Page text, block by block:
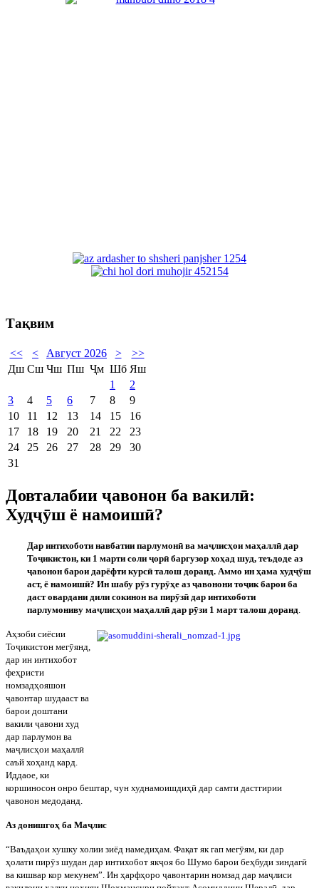
Тақвим
<< < Август 2026 >
>>
Дш Сш Чш Пш Ҷм Шб Яш
1
2
3
4 5 6 7 8
9
10
11 12 13 14 15
16
17
18 19 20 21 22
23
24
25 26 27 28 29
30
31
Довталабии ҷавонон ба вакилӣ:
Худҷӯш ё намоишӣ?
Дар интихоботи навбатии парлумонӣ ва маҷлисҳои маҳаллӣ дар
Тоҷикистон, ки 1 марти соли ҷорӣ баргузор хоҳад шуд, теъдоде аз
ҷавонон барои дарёфти курсӣ талош доранд. Аммо ин ҳама худҷӯш
аст, ё намоишӣ? Ин шабу рӯз гурӯҳе аз ҷавонони тоҷик барои ба
даст овардани дили сокинон ва пирӯзӣ дар интихоботи
парлумониву маҷлисҳои маҳаллӣ дар рӯзи 1 март талош доранд
Аҳзоби сиёсии
Тоҷикистон мегӯянд,
дар ин интихобот
феҳристи
номзадҳояшон
ҷавонтар шудааст ва
барои доштани
вакили ҷавони худ
дар парлумон ва
маҷлисҳои маҳаллӣ
саъй хоҳанд кард.
Иддаое, ки
коршиносон онро бештар, чун худнамоишдиҳӣ дар самти дастгирии
ҷавонон медоданд.
Аз донишгоҳ ба Маҷлис
“Ваъдаҳои хушку холии зиёд намедиҳам. Фақат як гап мегӯям, ки дар
ҳолати пирӯз шудан дар интихобот якҷоя бо Шумо барои беҳбуди зиндагӣ
ва кишвар кор мекунем”. Ин ҳарфҳоро ҷавонтарин номзад дар маҷлиси